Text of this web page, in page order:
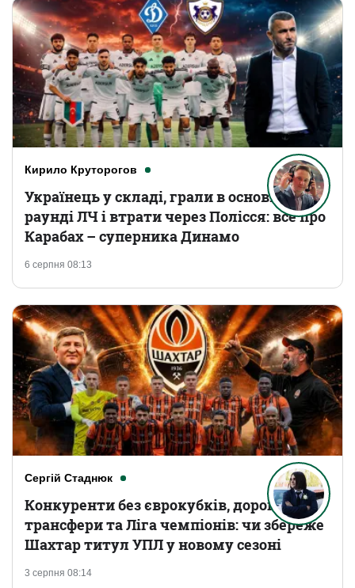
Кирило Круторогов
6 серпня 08:13
Українець у складі, грали в основному
раунді ЛЧ і втрати через Полісся: все про
Карабах – суперника Динамо
Сергій Стаднюк
3 серпня 08:14
Конкуренти без єврокубків, дорогі
трансфери та Ліга чемпіонів: чи збереже
Шахтар титул УПЛ у новому сезоні